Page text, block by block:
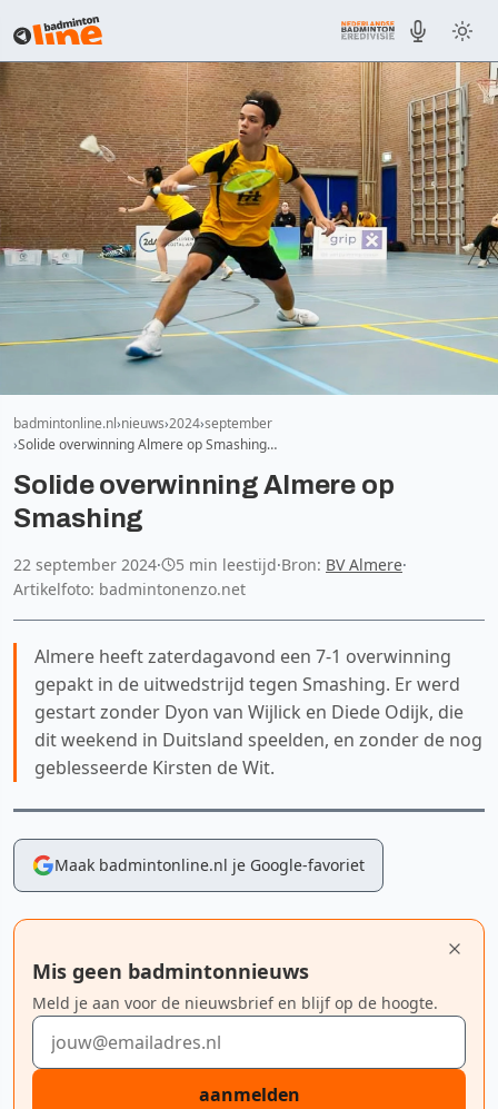
badmintonline.nl nieuws 2024 september
Solide overwinning Almere op Smashing…
Solide overwinning Almere op
Smashing
22 september 2024· 5 min leestijd·Bron: BV Almere·
Artikelfoto: badmintonenzo.net
Almere heeft zaterdagavond een 7-1 overwinning
gepakt in de uitwedstrijd tegen Smashing. Er werd
gestart zonder Dyon van Wijlick en Diede Odijk, die
dit weekend in Duitsland speelden, en zonder de nog
geblesseerde Kirsten de Wit.
Maak badmintonline.nl je Google-favoriet
Mis geen badmintonnieuws
Meld je aan voor de nieuwsbrief en blijf op de hoogte.
E-mailadres
aanmelden